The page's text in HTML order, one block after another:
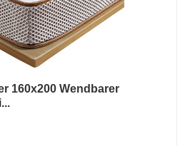
160x200 Wendbarer